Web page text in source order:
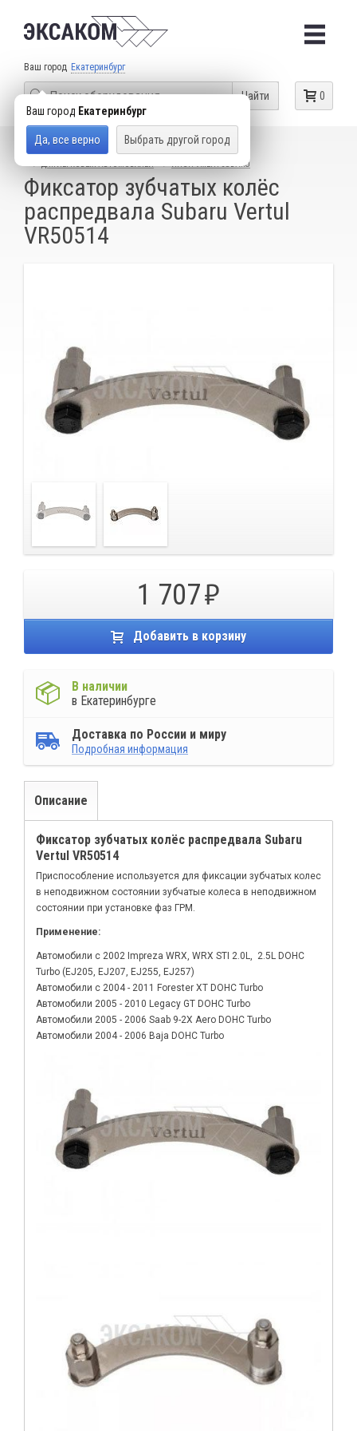
Ваш город Екатеринбург
Ваш город Екатеринбург
Да, все верно Выбрать другой город
0
Найти
КАТАЛОГ ТОВАРОВ
СПЕЦИАЛЬНЫЙ ИНСТРУМЕНТ
ИНСТРУМЕНТ SUBARU
Фиксатор зубчатых колёс
распредвала Subaru Vertul
VR50514
1 707
Добавить в корзину
В наличии
в Екатеринбурге
Доставка по России и миру
Подробная информация
Описание
Фиксатор зубчатых колёс распредвала Subaru
Vertul VR50514
Приспособление используется для фиксации зубчатых колес
в неподвижном состоянии зубчатые колеса в неподвижном
состоянии при установке фаз ГРМ.
Применение:
Автомобили с 2002 Impreza WRX, WRX STI 2.0L, 2.5L DOHC
Turbo (EJ205, EJ207, EJ255, EJ257)
Автомобили с 2004 - 2011 Forester XT DOHC Turbo
Автомобили 2005 - 2010 Legacy GT DOHC Turbo
Автомобили 2005 - 2006 Saab 9-2X Aero DOHC Turbo
Автомобили 2004 - 2006 Baja DOHC Turbo